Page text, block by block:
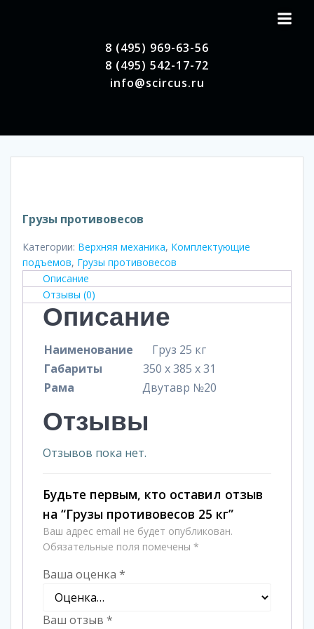
8 (495) 969-63-56
8 (495) 542-17-72
info@scircus.ru
Грузы противовесов
Категории: Верхняя механика, Комплектующие
подъемов, Грузы противовесов
Описание
Отзывы (0)
Описание
Наименование
Груз 25 кг
Габариты
350 х 385 х 31
Рама
Двутавр №20
Отзывы
Отзывов пока нет.
Будьте первым, кто оставил отзыв
на “Грузы противовесов 25 кг”
Ваш адрес email не будет опубликован.
Обязательные поля помечены *
Ваша оценка *
Ваш отзыв *